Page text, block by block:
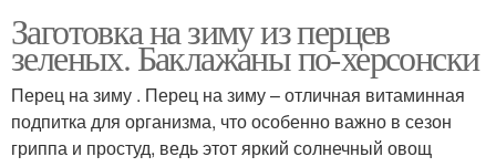
Заготовка на зиму из перцев
зеленых. Баклажаны по-херсонски
Перец на зиму . Перец на зиму – отличная витаминная
подпитка для организма, что особенно важно в сезон
гриппа и простуд, ведь этот яркий солнечный овощ